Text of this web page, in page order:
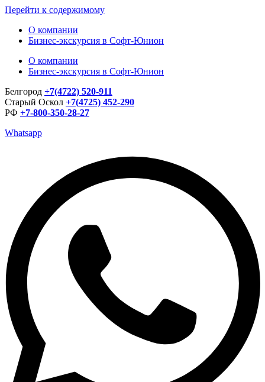
Перейти к содержимому
О компании
Бизнес-экскурсия в Софт-Юнион
О компании
Бизнес-экскурсия в Софт-Юнион
Белгород +7(4722) 520-911
Старый Оскол +7(4725) 452-290
РФ +7-800-350-28-27
Whatsapp